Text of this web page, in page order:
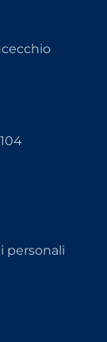
personali